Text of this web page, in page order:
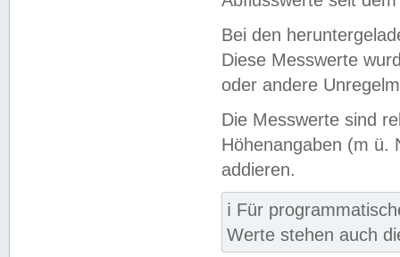
Bei den
Diese Messwerte
oder andere
Die Messwerte sind
Höhenangaben (m ü.
addieren.
ℹ️ Für
Werte stehen auch